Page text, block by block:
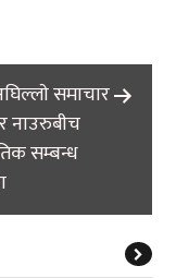
समाचार
नाउरुबीच
सम्बन्ध